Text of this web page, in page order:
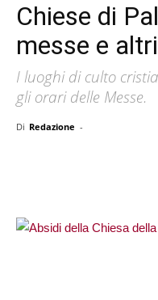
Chiese di
messe e
I luoghi di culto
gli orari delle Messe.
Di Redazione -